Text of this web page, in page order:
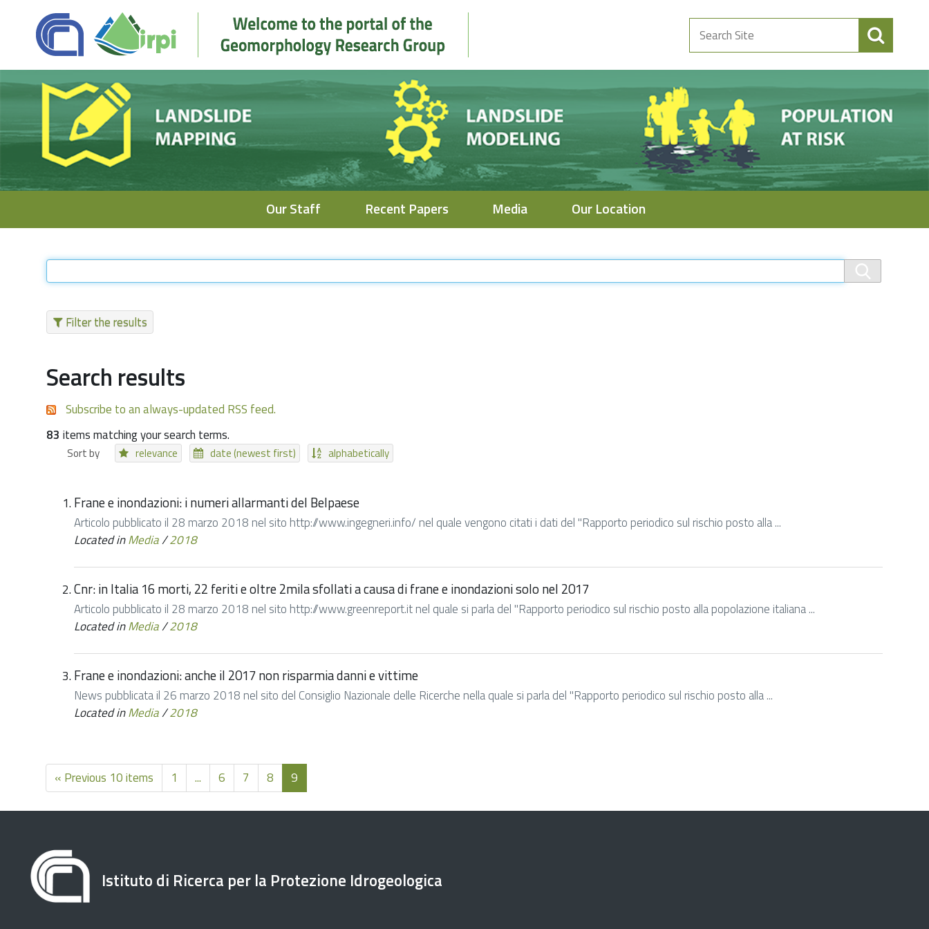
Search
Site
Our Staff Recent Papers Media Our Location
Filter the results
Search results
Subscribe to an always-updated RSS feed.
83 items matching your search terms.
Sort by relevance date (newest first) alphabetically
Frane e inondazioni: i numeri allarmanti del Belpaese
Articolo pubblicato il 28 marzo 2018 nel sito http://www.ingegneri.info/ nel quale vengono citati i dati del "Rapporto periodico sul rischio posto alla ...
Located inMedia/2018
Cnr: in Italia 16 morti, 22 feriti e oltre 2mila sfollati a causa di frane e inondazioni solo nel 2017
Articolo pubblicato il 28 marzo 2018 nel sito http://www.greenreport.it nel quale si parla del "Rapporto periodico sul rischio posto alla popolazione italiana ...
Located inMedia/2018
Frane e inondazioni: anche il 2017 non risparmia danni e vittime
News pubblicata il 26 marzo 2018 nel sito del Consiglio Nazionale delle Ricerche nella quale si parla del "Rapporto periodico sul rischio posto alla ...
Located inMedia/2018
« Previous 10 items 1 ... 6 7 8 9
Istituto di Ricerca per la Protezione Idrogeologica